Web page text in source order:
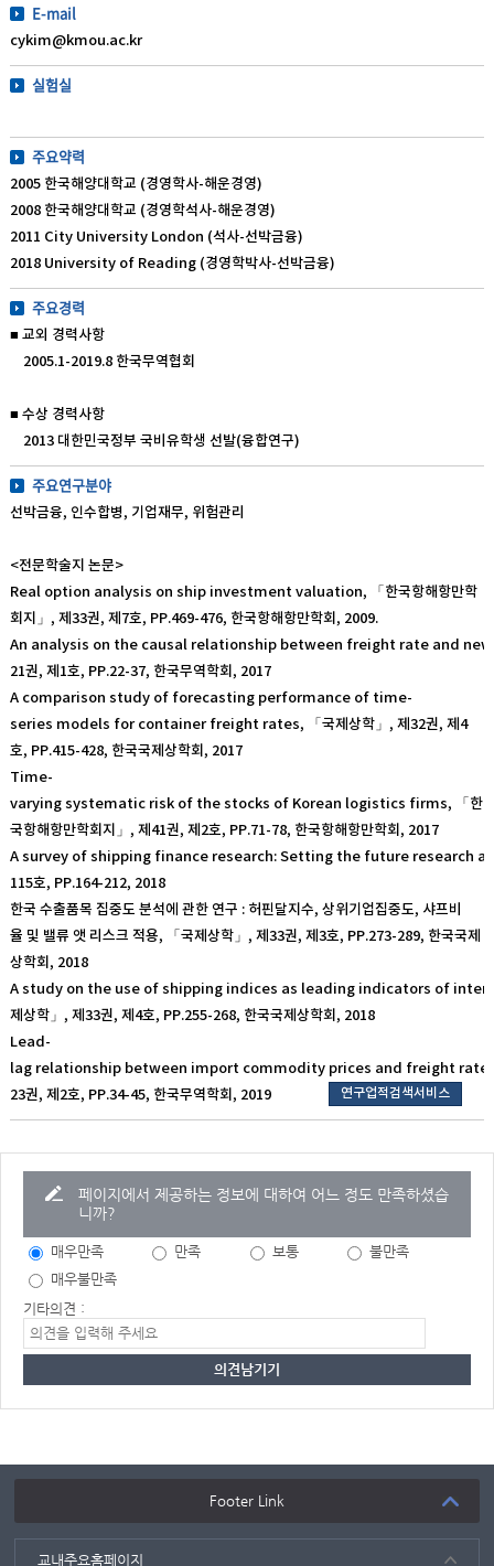
E-mail
cykim@kmou.ac.kr
실험실
주요약력
2005 한국해양대학교 (경영학사-해운경영)
2008 한국해양대학교 (경영학석사-해운경영)
2011 City University London (석사-선박금융)
2018 University of Reading (경영학박사-선박금융)
주요경력
■ 교외 경력사항
2005.1-2019.8 한국무역협회
■ 수상 경력사항
2013 대한민국정부 국비유학생 선발(융합연구)
주요연구분야
선박금융, 인수합병, 기업재무, 위험관리
<전문학술지 논문>
Real option analysis on ship investment valuation, 「한국항해항만학
회지」, 제33권, 제7호, PP.469-476, 한국항해항만학회, 2009.
An analysis on the causal relationship between freight rate and
21권, 제1호, PP.22-37, 한국무역학회, 2017
A comparison study of forecasting performance of time-
series models for container freight rates, 「국제상학」, 제32권, 제4
호, PP.415-428, 한국국제상학회, 2017
Time-
varying systematic risk of the stocks of Korean logistics firms, 「한
국항해항만학회지」, 제41권, 제2호, PP.71-78, 한국항해항만학회, 2017
A survey of shipping finance research: Setting the future research
115호, PP.164-212, 2018
한국 수출품목 집중도 분석에 관한 연구 : 허핀달지수, 상위기업집중도, 샤프비
율 및 밸류 앳 리스크 적용, 「국제상학」, 제33권, 제3호, PP.273-289, 한국국제
상학회, 2018
A study on the use of shipping indices as leading indicators of
제상학」, 제33권, 제4호, PP.255-268, 한국국제상학회, 2018
Lead-
lag relationship between import commodity prices and freight
23권, 제2호, PP.34-45, 한국무역학회, 2019
연구업적검색서비스
페이지에서 제공하는 정보에 대하여 어느 정도 만족하셨습
니까?
매우만족 만족 보통
불만족
매우불만족
기타의견 :
Footer Link
교내주요홈페이지